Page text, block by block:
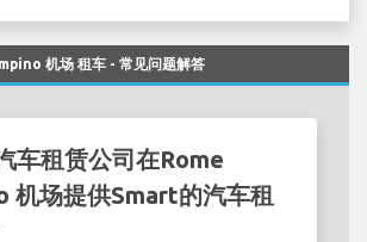
机场 租车 - 常见问题解答
车租赁公司在Rome
机场提供Smart的汽车租